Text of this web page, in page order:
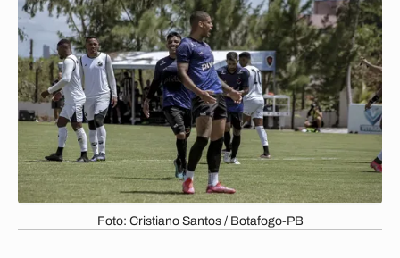
Foto: Cristiano Santos / Botafogo-PB